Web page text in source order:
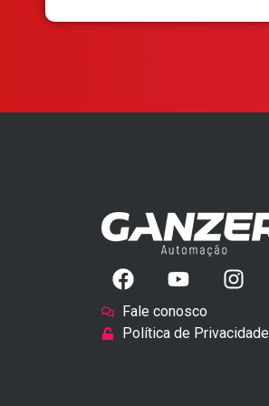
Fale conosco
Política de Privacidade